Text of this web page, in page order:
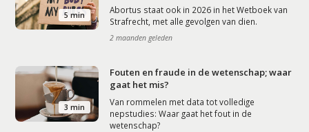
5 min
Abortus staat ook in 2026 in het Wetboek van
Strafrecht, met alle gevolgen van dien.
2 maanden geleden
3 min
Fouten en fraude in de wetenschap; waar
gaat het mis?
Van rommelen met data tot volledige
nepstudies: Waar gaat het fout in de
wetenschap?